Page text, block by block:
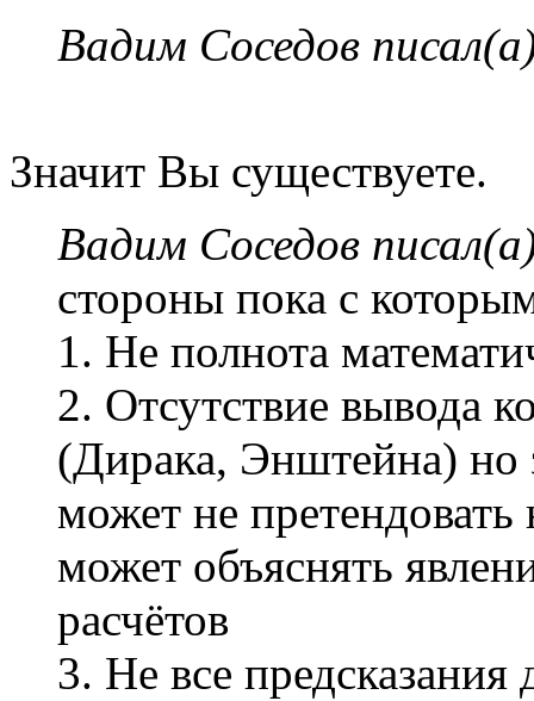
Вадим Соседов
Значит Вы существуете.
Вадим Соседов
стороны пока с
1. Не полнота
2. Отсутствие вывода
(Дирака, Энштейна) но
может не
может объяснять
расчётов
3. Не все предсказания